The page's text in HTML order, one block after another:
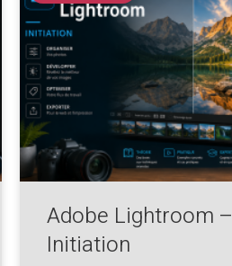
Adobe Lightroom –
Initiation